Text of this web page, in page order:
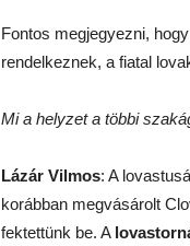
Fontos megjegyezni,
rendelkeznek, a fiatal
Mi a helyzet a többi
Lázár Vilmos: A
korábban megvásárolt
fektettünk be. A